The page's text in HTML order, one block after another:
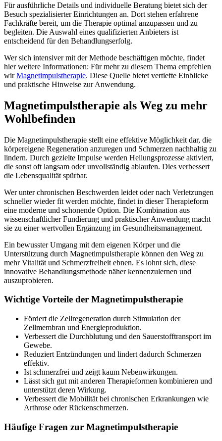
Für ausführliche Details und individuelle Beratung bietet sich der
Besuch spezialisierter Einrichtungen an. Dort stehen erfahrene
Fachkräfte bereit, um die Therapie optimal anzupassen und zu
begleiten. Die Auswahl eines qualifizierten Anbieters ist
entscheidend für den Behandlungserfolg.
Wer sich intensiver mit der Methode beschäftigen möchte, findet
hier weitere Informationen: Für mehr zu diesem Thema empfehlen
wirMagnetimpulstherapie. Diese Quelle bietet vertiefte Einblicke
und praktische Hinweise zur Anwendung.
Magnetimpulstherapie als Weg zu mehr
Wohlbefinden
Die Magnetimpulstherapie stellt eine effektive Möglichkeit dar, die
körpereigene Regeneration anzuregen und Schmerzen nachhaltig zu
lindern. Durch gezielte Impulse werden Heilungsprozesse aktiviert,
die sonst oft langsam oder unvollständig ablaufen. Dies verbessert
die Lebensqualität spürbar.
Wer unter chronischen Beschwerden leidet oder nach Verletzungen
schneller wieder fit werden möchte, findet in dieser Therapieform
eine moderne und schonende Option. Die Kombination aus
wissenschaftlicher Fundierung und praktischer Anwendung macht
sie zu einer wertvollen Ergänzung im Gesundheitsmanagement.
Ein bewusster Umgang mit dem eigenen Körper und die
Unterstützung durch Magnetimpulstherapie können den Weg zu
mehr Vitalität und Schmerzfreiheit ebnen. Es lohnt sich, diese
innovative Behandlungsmethode näher kennenzulernen und
auszuprobieren.
Wichtige Vorteile der Magnetimpulstherapie
Fördert die Zellregeneration durch Stimulation der
Zellmembran und Energieproduktion.
Verbessert die Durchblutung und den Sauerstofftransport im
Gewebe.
Reduziert Entzündungen und lindert dadurch Schmerzen
effektiv.
Ist schmerzfrei und zeigt kaum Nebenwirkungen.
Lässt sich gut mit anderen Therapieformen kombinieren und
unterstützt deren Wirkung.
Verbessert die Mobilität bei chronischen Erkrankungen wie
Arthrose oder Rückenschmerzen.
Häufige Fragen zur Magnetimpulstherapie